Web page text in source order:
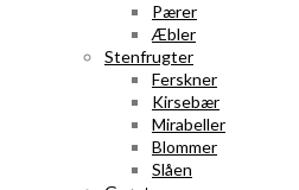
Pærer
Æbler
Stenfrugter
Ferskner
Kirsebær
Mirabeller
Blommer
Slåen